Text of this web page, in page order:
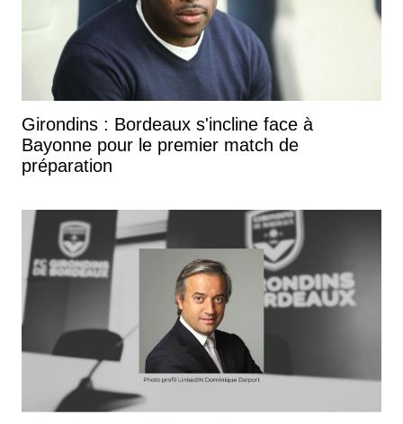
Girondins : Bordeaux s'incline face à
Bayonne pour le premier match de
préparation